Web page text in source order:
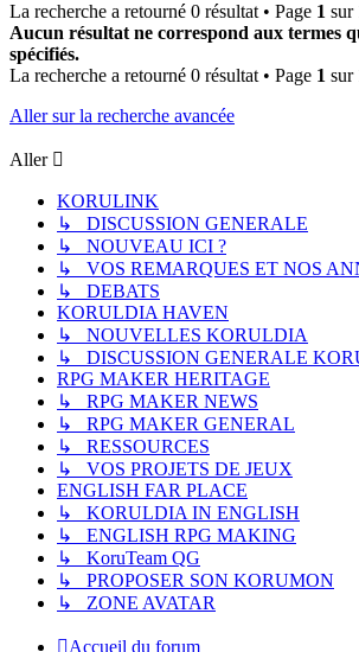
La recherche a retourné 0 résultat • Page 1 sur
Aucun résultat ne correspond aux termes
spécifiés.
La recherche a retourné 0 résultat • Page 1 sur
Aller sur la recherche avancée
Aller
KORULINK
↳ DISCUSSION GENERALE
↳ NOUVEAU ICI ?
↳ VOS REMARQUES ET NOS
↳ DEBATS
KORULDIA HAVEN
↳ NOUVELLES KORULDIA
↳ DISCUSSION GENERALE
RPG MAKER HERITAGE
↳ RPG MAKER NEWS
↳ RPG MAKER GENERAL
↳ RESSOURCES
↳ VOS PROJETS DE JEUX
ENGLISH FAR PLACE
↳ KORULDIA IN ENGLISH
↳ ENGLISH RPG MAKING
↳ KoruTeam QG
↳ PROPOSER SON KORUMON
↳ ZONE AVATAR
Accueil du forum